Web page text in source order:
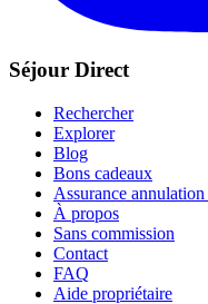
Séjour Direct
Rechercher
Explorer
Blog
Bons cadeaux
Assurance annulation
À propos
Sans commission
Contact
FAQ
Aide propriétaire